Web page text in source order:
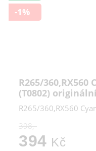
-1%
R265/
(T0802)
R265/360,RX560
398,-
394 Kč